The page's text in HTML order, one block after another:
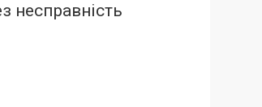
несправність